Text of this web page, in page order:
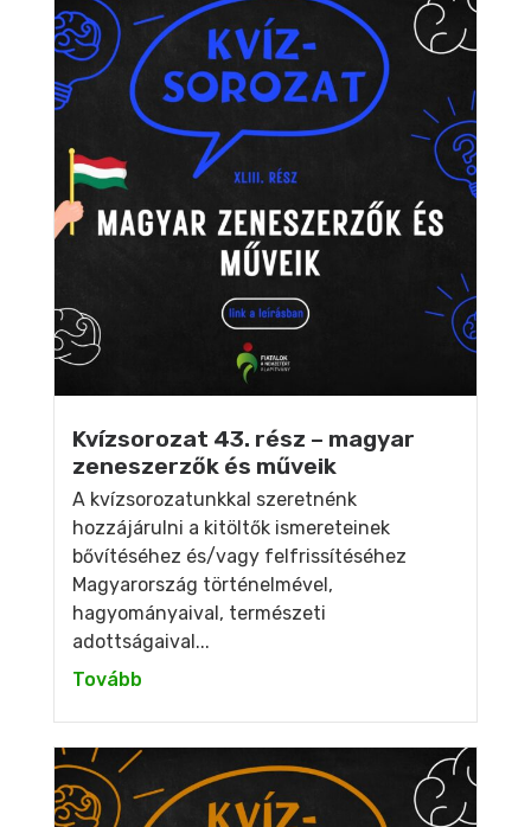
Kvízsorozat 43. rész – magyar
zeneszerzők és műveik
A kvízsorozatunkkal szeretnénk
hozzájárulni a kitöltők ismereteinek
bővítéséhez és/vagy felfrissítéséhez
Magyarország történelmével,
hagyományaival, természeti
adottságaival...
Tovább